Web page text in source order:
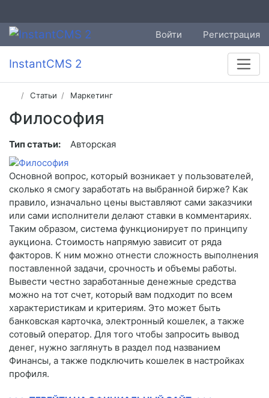
Войти Регистрация
InstantCMS 2
Статьи Маркетинг
Философия
Тип статьи: Авторская
Основной вопрос, который возникает у пользователей,
сколько я смогу заработать на выбранной бирже? Как
правило, изначально цены выставляют сами заказчики
или сами исполнители делают ставки в комментариях.
Таким образом, система функционирует по принципу
аукциона. Стоимость напрямую зависит от ряда
факторов. К ним можно отнести сложность выполнения
поставленной задачи, срочность и объемы работы.
Вывести честно заработанные денежные средства
можно на тот счет, который вам подходит по всем
характеристикам и критериям. Это может быть
банковская карточка, электронный кошелек, а также
сотовый оператор. Для того чтобы запросить вывод
денег, нужно заглянуть в раздел под названием
Финансы, а также подключить кошелек в настройках
профиля.